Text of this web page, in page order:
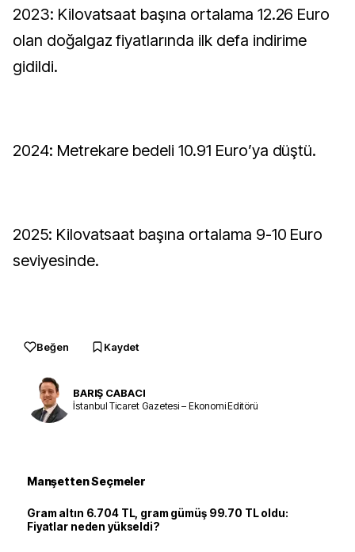
2023: Kilovatsaat başına ortalama 12.26 Euro
olan doğalgaz fiyatlarında ilk defa indirime
gidildi.
2024: Metrekare bedeli 10.91 Euro’ya düştü.
2025: Kilovatsaat başına ortalama 9-10 Euro
seviyesinde.
Beğen Kaydet
BARIŞ CABACI
İstanbul Ticaret Gazetesi – Ekonomi Editörü
Manşetten Seçmeler
Gram altın 6.704 TL, gram gümüş 99.70 TL oldu:
Fiyatlar neden yükseldi?